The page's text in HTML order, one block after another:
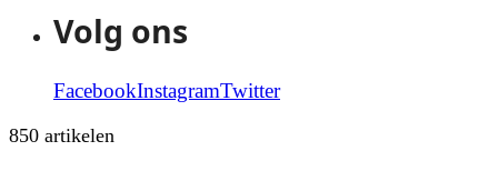
Volg ons
FacebookInstagramTwitter
850 artikelen